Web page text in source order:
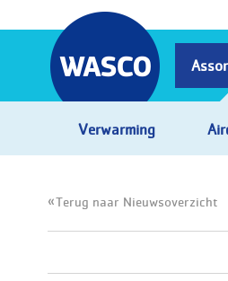
Verwarming
Terug naar Nieuwsoverzicht